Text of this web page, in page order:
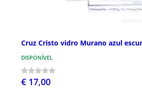
Cruz Cristo vidro Murano azul
DISPONÍVEL
€ 17,00